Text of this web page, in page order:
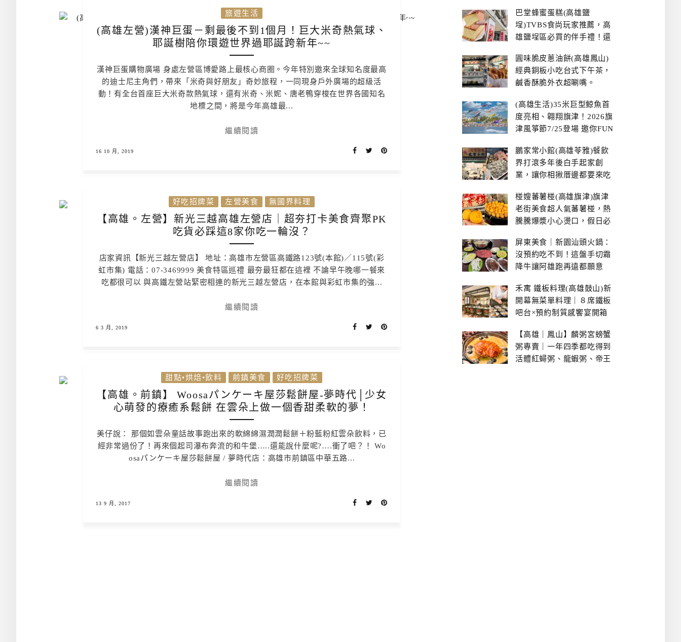
旅遊生活
(高雄左營)漢神巨蛋－剩最後不到1個月！巨大米奇熱氣球、
耶誕樹陪你環遊世界過耶誕跨新年~~
漢神巨蛋購物廣場 身處左營區博愛路上最核心商圈。今年特別邀來全球知名度最高
的迪士尼主角們，帶來「米奇與好朋友」奇妙旅程，一同現身戶外廣場的超級活
動！有全台首座巨大米奇款熱氣球，還有米奇、米妮、唐老鴨穿梭在世界各國知名
地標之間，將是今年高雄最...
繼續閱讀
16 10 月, 2019
好吃招牌菜 左營美食 無國界料理
【高雄。左營】新光三越高雄左營店｜超夯打卡美食齊聚PK
吃貨必踩這8家你吃一輪沒？
店家資訊【新光三越左營店】 地址：高雄市左營區高鐵路123號(本館)／115號(彩
虹市集) 電話：07-3469999 美食特區巡禮 最夯最狂都在這裡 不論早午晚哪一餐來
吃都很可以 與高鐵左營站緊密相連的新光三越左營店，在本館與彩虹市集的強...
繼續閱讀
6 3 月, 2019
甜點•烘焙•飲料 前鎮美食 好吃招牌菜
【高雄。前鎮】 Woosaパンケーキ屋莎鬆餅屋-夢時代│少女
心萌發的療癒系鬆餅 在雲朵上做一個香甜柔軟的夢！
美仔說： 那個如雲朵童話故事跑出來的軟綿綿濕潤潤鬆餅＋粉藍粉紅雲朵飲料，已
經非常過份了！再來個起司瀑布奔流的和牛堡…..還能說什麼呢?….衝了吧？！ Wo
osaパンケーキ屋莎鬆餅屋 / 夢時代店：高雄市前鎮區中華五路...
繼續閱讀
13 9 月, 2017
巴堂蜂蜜蛋糕(高雄鹽
埕)TVBS食尚玩家推薦，高
雄鹽埕區必買的伴手禮！還
圓味脆皮蔥油餅(高雄鳳山)
經典銅板小吃台式下午茶，
鹹香酥脆外衣超唰嘴。
(高雄生活)35米巨型鯨魚首
度亮相、翱翔旗津！2026旗
津風箏節7/25登場 邀你FUN
鵬家常小館(高雄苓雅)餐飲
界打滾多年後白手起家創
業，讓你相揪厝邊都要來吃
椪嫂蕃薯椪(高雄旗津)旗津
老街美食超人氣蕃薯椪，熱
騰騰爆漿小心燙口，假日必
屏東美食｜新園汕頭火鍋：
沒預約吃不到！這盤手切霜
降牛讓阿雄跑再遠都願意
禾寓 鐵板料理(高雄鼓山)新
開幕無菜單料理｜８席鐵板
吧台×預約制質感饗宴開箱
【高雄｜鳳山】麟粥宮螃蟹
粥專賣｜一年四季都吃得到
活體紅蟳粥、龍蝦粥、帝王